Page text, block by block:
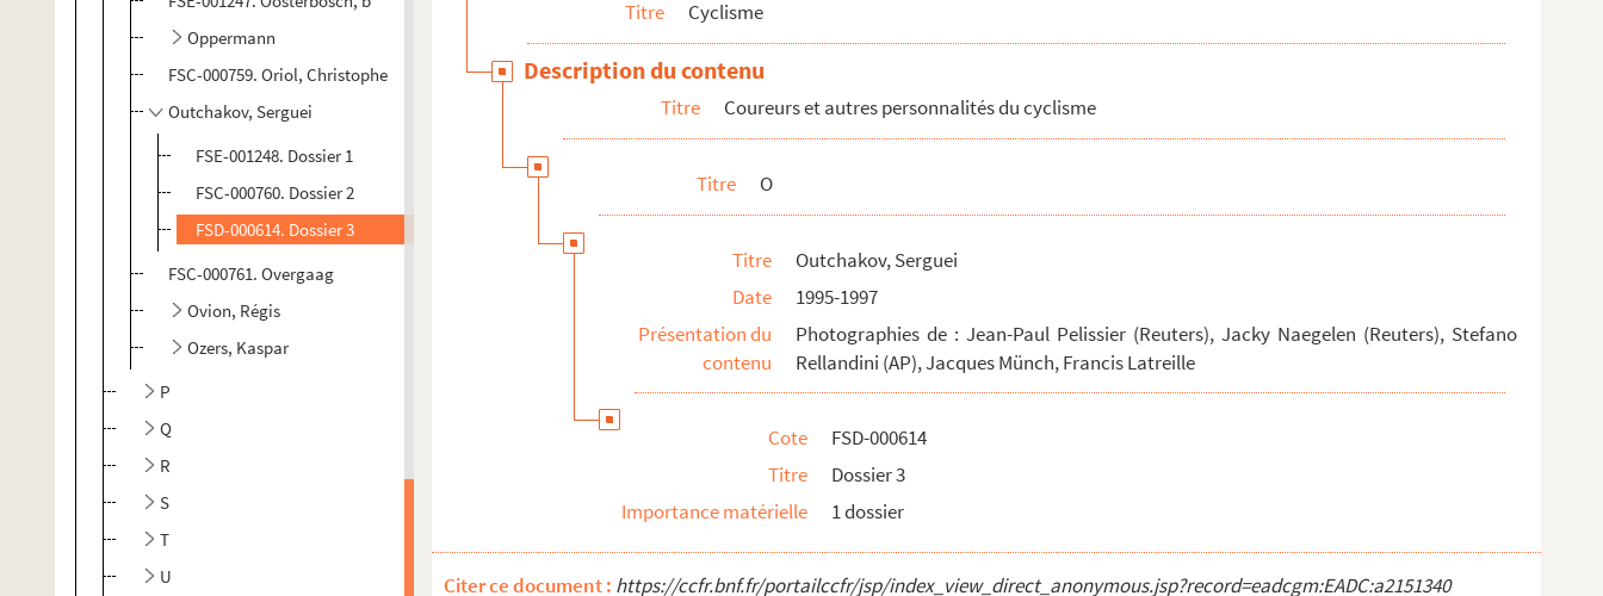
Oppermann
FSC-000759. Oriol, Christophe
Outchakov, Serguei
FSE-001248. Dossier 1
FSC-000760. Dossier 2
FSD-000614. Dossier 3
FSC-000761. Overgaag
Ovion, Régis
Ozers, Kaspar
P
Q
R
S
T
U
Titre Cyclisme
Description du contenu
Titre Coureurs et autres personnalités du cyclisme
Titre O
Titre
Outchakov, Serguei
Date
1995-1997
Présentation du
contenu
Photographies de : Jean-Paul Pelissier (Reuters), Jacky Naegelen (Reuters), Stefano
Rellandini (AP), Jacques Münch, Francis Latreille
Cote
FSD-000614
Titre
Dossier 3
Importance matérielle
1 dossier
Citer ce document : https://ccfr.bnf.fr/portailccfr/jsp/index_view_direct_anonymous.jsp?record=eadcgm:EADC:a2151340